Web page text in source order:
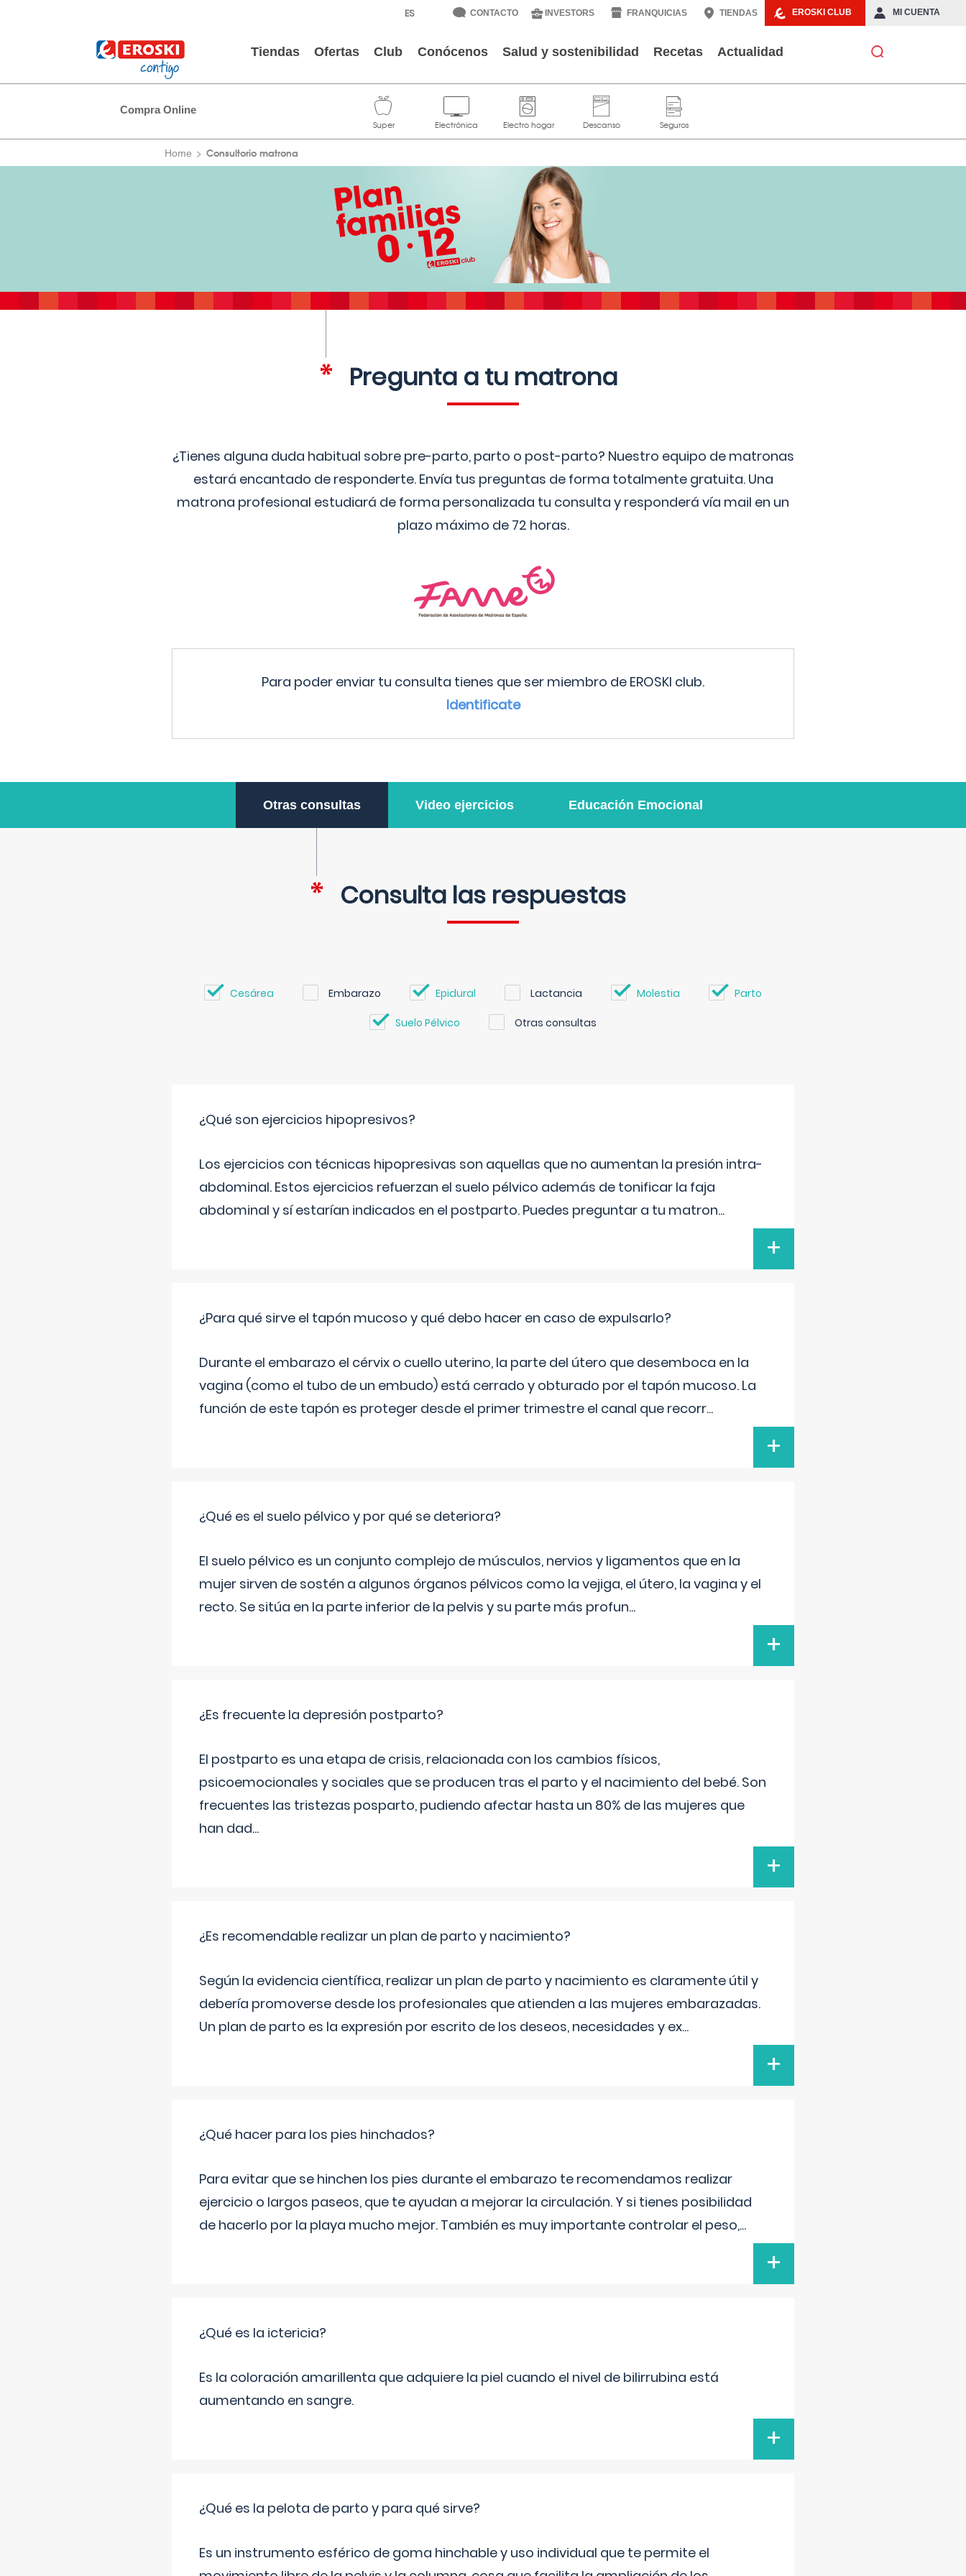
EROSKI CLUB MI CUENTA
CONTACTO INVESTORS FRANQUICIAS TIENDAS
Tiendas Ofertas Club Conócenos Salud y sostenibilidad Recetas Actualidad
Compra Online
Home Consultorio matrona
Pregunta a tu matrona
¿Tienes alguna duda habitual sobre pre-parto, parto o post-parto? Nuestro equipo de matronas
estará encantado de responderte. Envía tus preguntas de forma totalmente gratuita. Una
matrona profesional estudiará de forma personalizada tu consulta y responderá vía mail en un
plazo máximo de 72 horas.
Para poder enviar tu consulta tienes que ser miembro de EROSKI club.
Identificate
Otras consultas Video ejercicios Educación Emocional
Consulta las respuestas
Cesárea Embarazo Epidural Lactancia Molestia Parto
Suelo Pélvico Otras consultas
¿Qué son ejercicios hipopresivos?
Los ejercicios con técnicas hipopresivas son aquellas que no aumentan la presión intra-
abdominal. Estos ejercicios refuerzan el suelo pélvico además de tonificar la faja
abdominal y sí estarían indicados en el postparto. Puedes preguntar a tu matron...
+
¿Para qué sirve el tapón mucoso y qué debo hacer en caso de expulsarlo?
Durante el embarazo el cérvix o cuello uterino, la parte del útero que desemboca en la
vagina (como el tubo de un embudo) está cerrado y obturado por el tapón mucoso. La
función de este tapón es proteger desde el primer trimestre el canal que recorr...
+
¿Qué es el suelo pélvico y por qué se deteriora?
El suelo pélvico es un conjunto complejo de músculos, nervios y ligamentos que en la
mujer sirven de sostén a algunos órganos pélvicos como la vejiga, el útero, la vagina y el
recto. Se sitúa en la parte inferior de la pelvis y su parte más profun...
+
¿Es frecuente la depresión postparto?
El postparto es una etapa de crisis, relacionada con los cambios físicos,
psicoemocionales y sociales que se producen tras el parto y el nacimiento del bebé. Son
frecuentes las tristezas posparto, pudiendo afectar hasta un 80% de las mujeres que
han dad...
+
¿Es recomendable realizar un plan de parto y nacimiento?
Según la evidencia científica, realizar un plan de parto y nacimiento es claramente útil y
debería promoverse desde los profesionales que atienden a las mujeres embarazadas.
Un plan de parto es la expresión por escrito de los deseos, necesidades y ex...
+
¿Qué hacer para los pies hinchados?
Para evitar que se hinchen los pies durante el embarazo te recomendamos realizar
ejercicio o largos paseos, que te ayudan a mejorar la circulación. Y si tienes posibilidad
de hacerlo por la playa mucho mejor. También es muy importante controlar el peso,...
+
¿Qué es la ictericia?
Es la coloración amarillenta que adquiere la piel cuando el nivel de bilirrubina está
aumentando en sangre.
+
¿Qué es la pelota de parto y para qué sirve?
Es un instrumento esférico de goma hinchable y uso individual que te permite el